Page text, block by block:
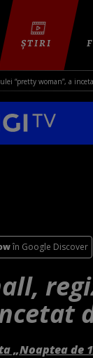
ȘTIRI
“pretty woman”, a
în Google Discover
„Noaptea de